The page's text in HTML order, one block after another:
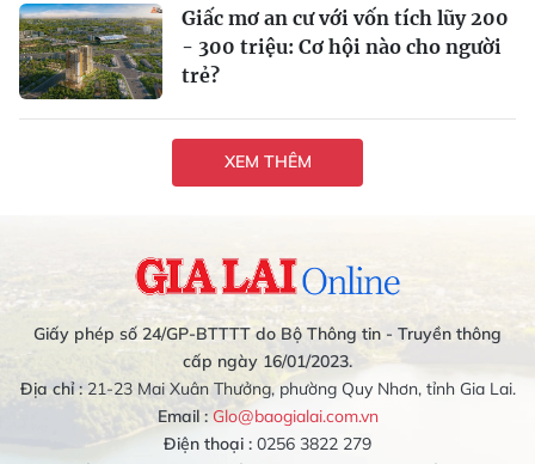
Giấc mơ an cư với vốn tích lũy 200
- 300 triệu: Cơ hội nào cho người
trẻ?
XEM THÊM
Giấy phép số 24/GP-BTTTT do Bộ Thông tin - Truyền thông
cấp ngày 16/01/2023.
Địa chỉ :21-23 Mai Xuân Thưởng, phường Quy Nhơn, tỉnh Gia Lai.
Email : Glo@baogialai.com.vn
Điện thoại : 0256 3822 279